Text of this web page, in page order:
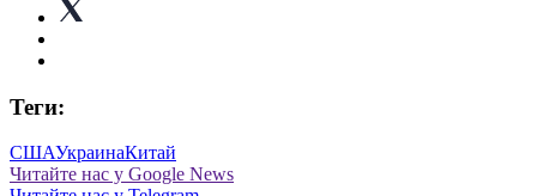
Теги:
СШАУкраинаКитай
Читайте нас у Google News